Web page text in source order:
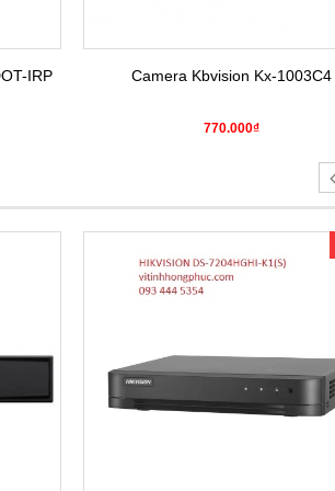
IRP Camera Kbvision Kx-1003C4
770.000₫